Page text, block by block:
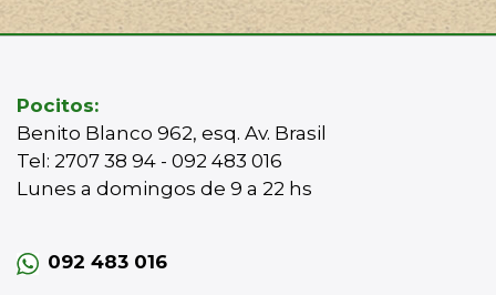
Pocitos:
Benito Blanco 962, esq. Av. Brasil
Tel: 2707 38 94 - 092 483 016
Lunes a domingos de 9 a 22 hs
092 483 016